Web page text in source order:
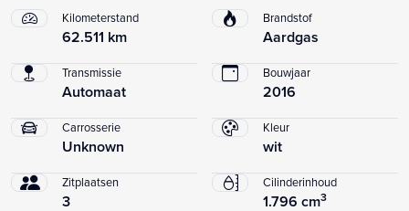
Kilometerstand
62.511 km
Brandstof
Aardgas
Transmissie
Automaat
Bouwjaar
2016
Carrosserie
Unknown
Kleur
wit
Zitplaatsen
3
Cilinderinhoud
1.796 cm3